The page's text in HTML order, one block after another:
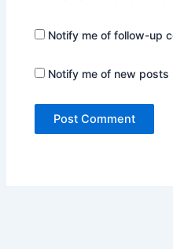
Notify me of follow-up
Notify me of new posts